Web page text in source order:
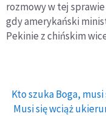
rozmowy w tej
gdy amerykański
Pekinie z chińskim
Kto szuka Boga,
Musi się wciąż